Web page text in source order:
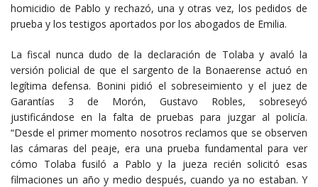
homicidio de Pablo y rechazó, una y otras vez, los pedidos de
prueba y los testigos aportados por los abogados de Emilia.
La fiscal nunca dudo de la declaración de Tolaba y avaló la
versión policial de que el sargento de la Bonaerense actuó en
legítima defensa. Bonini pidió el sobreseimiento y el juez de
Garantías 3 de Morón, Gustavo Robles, sobreseyó
justificándose en la falta de pruebas para juzgar al policía.
“Desde el primer momento nosotros reclamos que se observen
las cámaras del peaje, era una prueba fundamental para ver
cómo Tolaba fusiló a Pablo y la jueza recién solicitó esas
filmaciones un año y medio después, cuando ya no estaban. Y